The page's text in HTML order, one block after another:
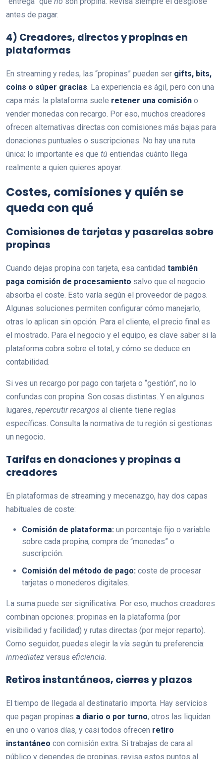
antes de pagar.
4) Creadores, directos y propinas en
plataformas
En streaming y redes, las “propinas” pueden ser gifts, bits,
coins o súper gracias. La experiencia es ágil, pero con una
capa más: la plataforma suele retener una comisión o
vender monedas con recargo. Por eso, muchos creadores
ofrecen alternativas directas con comisiones más bajas para
donaciones puntuales o suscripciones. No hay una ruta
única: lo importante es que tú entiendas cuánto llega
realmente a quien quieres apoyar.
Costes, comisiones y quién se
queda con qué
Comisiones de tarjetas y pasarelas sobre
propinas
Cuando dejas propina con tarjeta, esa cantidad también
paga comisión de procesamiento salvo que el negocio
absorba el coste. Esto varía según el proveedor de pagos.
Algunas soluciones permiten configurar cómo manejarlo;
otras lo aplican sin opción. Para el cliente, el precio final es
el mostrado. Para el negocio y el equipo, es clave saber si la
plataforma cobra sobre el total, y cómo se deduce en
contabilidad.
Si ves un recargo por pago con tarjeta o “gestión”, no lo
confundas con propina. Son cosas distintas. Y en algunos
lugares, repercutir recargos al cliente tiene reglas
específicas. Consulta la normativa de tu región si gestionas
un negocio.
Tarifas en donaciones y propinas a
creadores
En plataformas de streaming y mecenazgo, hay dos capas
habituales de coste:
Comisión de plataforma: un porcentaje fijo o variable
sobre cada propina, compra de “monedas” o
suscripción.
Comisión del método de pago: coste de procesar
tarjetas o monederos digitales.
La suma puede ser significativa. Por eso, muchos creadores
combinan opciones: propinas en la plataforma (por
visibilidad y facilidad) y rutas directas (por mejor reparto).
Como seguidor, puedes elegir la vía según tu preferencia:
inmediatez versus eficiencia.
Retiros instantáneos, cierres y plazos
El tiempo de llegada al destinatario importa. Hay servicios
que pagan propinas a diario o por turno, otros las liquidan
en uno o varios días, y casi todos ofrecen retiro
instantáneo con comisión extra. Si trabajas de cara al
público y dependes de propinas, revisa estos puntos al